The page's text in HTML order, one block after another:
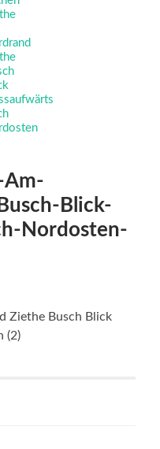
Blick-
Nordosten-
Ziethe Busch Blick
(2)